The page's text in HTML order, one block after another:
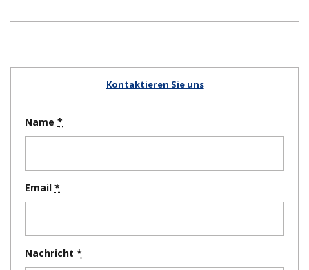
Kontaktieren Sie uns
Name
Email
Nachricht